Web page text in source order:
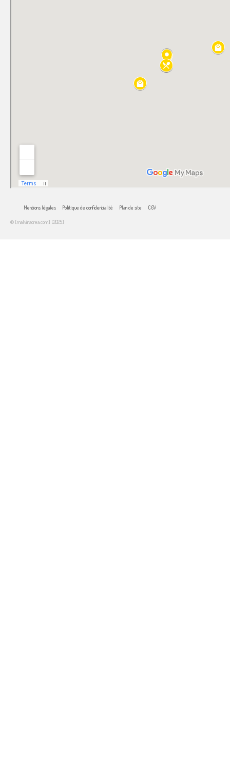
Mentions légales Politique de confidentialité Plan de site CGV
© [malvinacrea.com] [2025]